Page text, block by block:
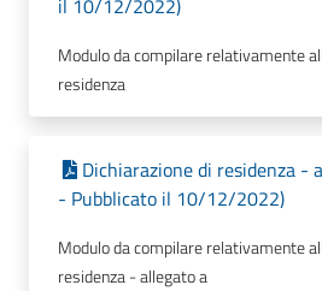
il 10/12/2022)
Modulo da compilare relativamente
residenza
Dichiarazione di residenza -
- Pubblicato il 10/12/2022)
Modulo da compilare relativamente
residenza - allegato a